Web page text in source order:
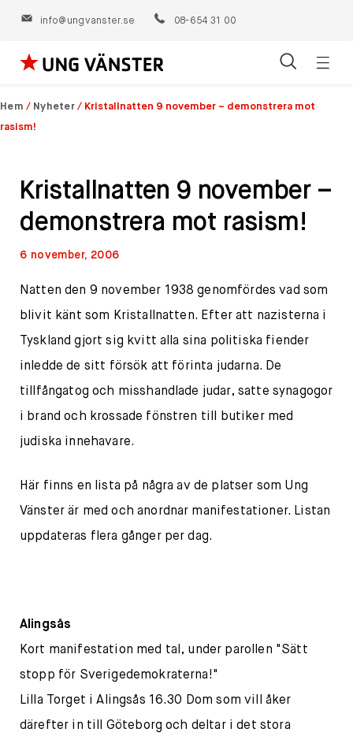
info@ungvanster.se 08-654 31 00
Hoppa
till
innehåll
Hem / Nyheter / Kristallnatten 9 november – demonstrera mot
rasism!
Kristallnatten 9 november –
demonstrera mot rasism!
6 november, 2006
Natten den 9 november 1938 genomfördes vad som
blivit känt som Kristallnatten. Efter att nazisterna i
Tyskland gjort sig kvitt alla sina politiska fiender
inledde de sitt försök att förinta judarna. De
tillfångatog och misshandlade judar, satte synagogor
i brand och krossade fönstren till butiker med
judiska innehavare.
Här finns en lista på några av de platser som Ung
Vänster är med och anordnar manifestationer. Listan
uppdateras flera gånger per dag.
Alingsås
Kort manifestation med tal, under parollen "Sätt
stopp för Sverigedemokraterna!"
Lilla Torget i Alingsås 16.30 Dom som vill åker
därefter in till Göteborg och deltar i det stora